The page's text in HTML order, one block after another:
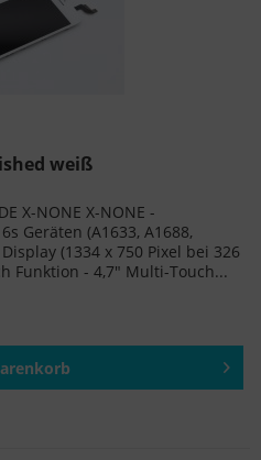
weiß
X-NONE X-NONE -
Geräten (A1633, A1688,
(1334 x 750 Pixel bei 326
Funktion - 4,7" Multi-Touch...